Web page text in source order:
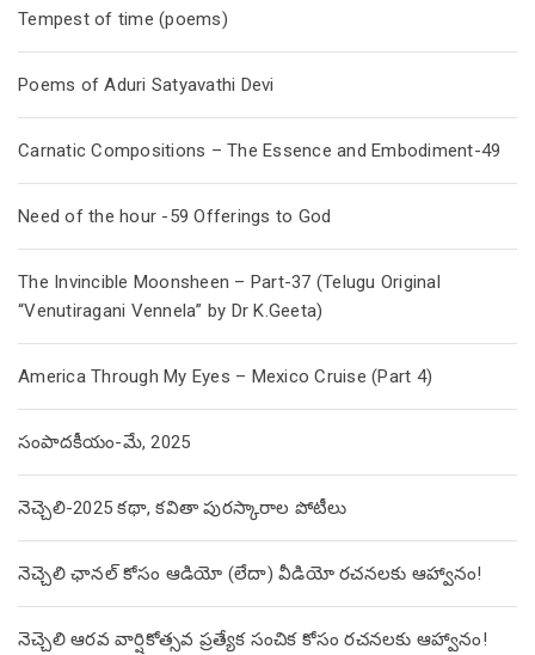
Tempest of time (poems)
Poems of Aduri Satyavathi Devi
Carnatic Compositions – The Essence and Embodiment-49
Need of the hour -59 Offerings to God
The Invincible Moonsheen – Part-37 (Telugu Original
“Venutiragani Vennela” by Dr K.Geeta)
America Through My Eyes – Mexico Cruise (Part 4)
సంపాదకీయం-మే, 2025
నెచ్చెలి-2025 కథా, కవితా పురస్కారాల పోటీలు
నెచ్చెలి ఛానల్ కోసం ఆడియో (లేదా) వీడియో రచనలకు ఆహ్వానం!
నెచ్చెలి ఆరవ వార్షికోత్సవ ప్రత్యేక సంచిక కోసం రచనలకు ఆహ్వానం!